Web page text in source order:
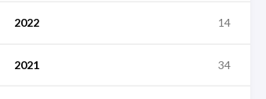
2022 14
2021 34